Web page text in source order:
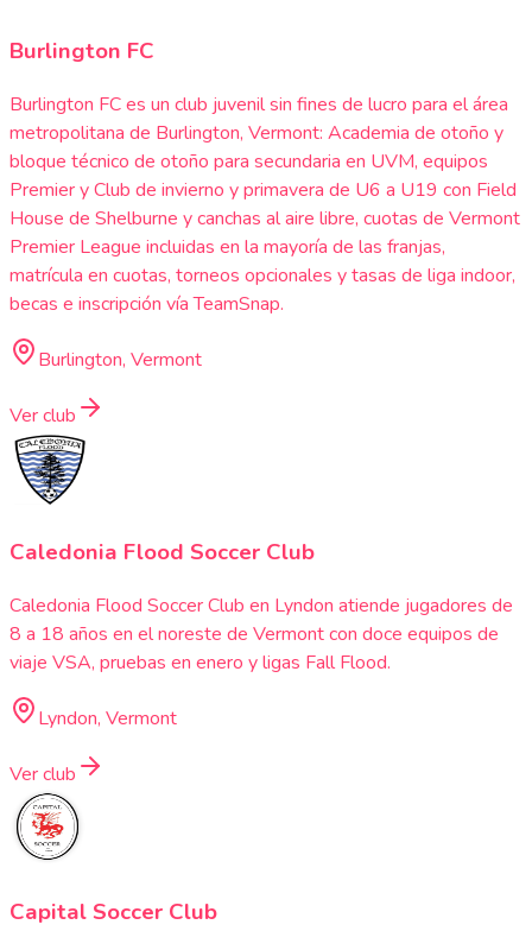
Burlington FC
Burlington FC es un club juvenil sin fines de lucro para el área
metropolitana de Burlington, Vermont: Academia de otoño y
bloque técnico de otoño para secundaria en UVM, equipos
Premier y Club de invierno y primavera de U6 a U19 con Field
House de Shelburne y canchas al aire libre, cuotas de Vermont
Premier League incluidas en la mayoría de las franjas,
matrícula en cuotas, torneos opcionales y tasas de liga indoor,
becas e inscripción vía TeamSnap.
Burlington, Vermont
Ver club
Caledonia Flood Soccer Club
Caledonia Flood Soccer Club en Lyndon atiende jugadores de
8 a 18 años en el noreste de Vermont con doce equipos de
viaje VSA, pruebas en enero y ligas Fall Flood.
Lyndon, Vermont
Ver club
Capital Soccer Club